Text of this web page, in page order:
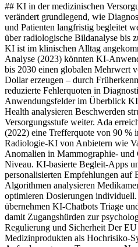
## KI in der medizinischen
verändert grundlegend, wie
und Patienten langfristig begleitet
über radiologische Bildanalyse bis
KI ist im klinischen Alltag
Analyse (2023) könnten KI-
bis 2030 einen globalen Mehrwert
Dollar erzeugen – durch
reduzierte Fehlerquoten in
Anwendungsfelder im Überblick
Health analysieren Beschwerden
Versorgungsstufe weiter. Ada
(2022) eine Trefferquote von 90 %
Radiologie-KI von Anbietern wie
Anomalien in Mammographie-
Niveau. KI-basierte Begleit-Apps
personalisierten Empfehlungen auf
Algorithmen analysieren
optimieren Dosierungen
übernehmen KI-Chatbots Triage
damit Zugangshürden zur
Regulierung und Sicherheit Der
Medizinprodukten als Hochrisiko-